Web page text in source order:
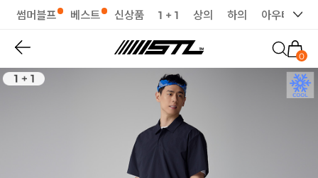
썸머블프 베스트 신상품 1 + 1 상의 하의 아우터
0